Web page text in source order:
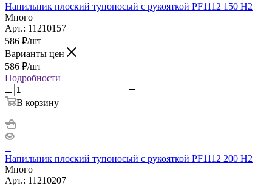
Напильник плоский тупоносый с рукояткой PF1112 150 H2
Много
Арт.: 11210157
586 ₽/шт
Варианты цен
586 ₽/шт
Подробности
В корзину
Напильник плоский тупоносый с рукояткой PF1112 200 H2
Много
Арт.: 11210207